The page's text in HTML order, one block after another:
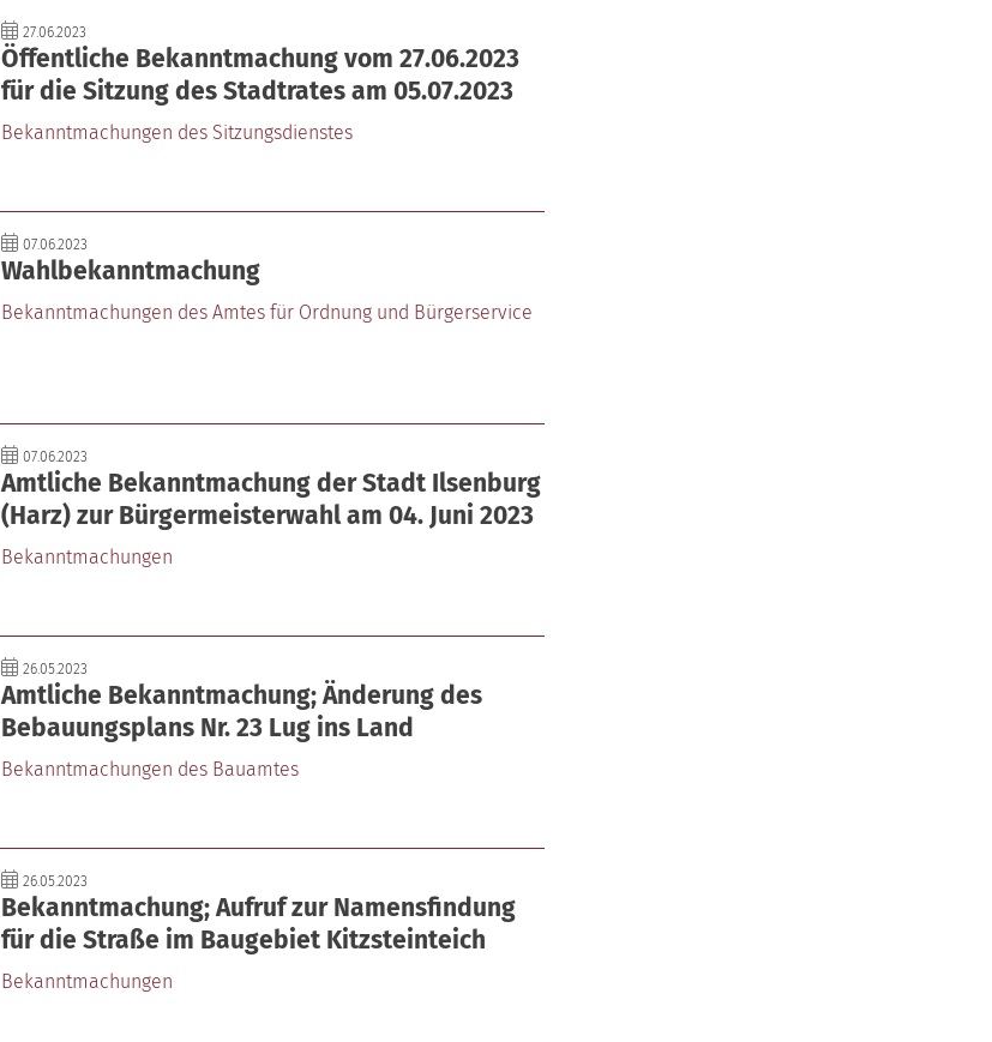
27.06.2023
Öffentliche Bekanntmachung vom 27.06.2023
für die Sitzung des Stadtrates am 05.07.2023
Bekanntmachungen des Sitzungsdienstes
07.06.2023
Wahlbekanntmachung
Bekanntmachungen des Amtes für Ordnung und Bürgerservice
07.06.2023
Amtliche Bekanntmachung der Stadt Ilsenburg
(Harz) zur Bürgermeisterwahl am 04. Juni 2023
Bekanntmachungen
26.05.2023
Amtliche Bekanntmachung; Änderung des
Bebauungsplans Nr. 23 Lug ins Land
Bekanntmachungen des Bauamtes
26.05.2023
Bekanntmachung; Aufruf zur Namensfindung
für die Straße im Baugebiet Kitzsteinteich
Bekanntmachungen